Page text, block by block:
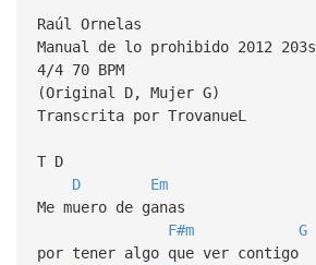
Raúl Ornelas
Manual de lo prohibido 2012 203s
4/4 70 BPM
(Original D, Mujer G)
Transcrita por TrovanueL
T D
D
Em
Me muero de ganas
F#m
G
por tener algo que ver contigo